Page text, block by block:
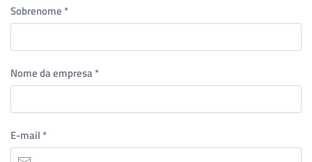
Sobrenome *
Nome da empresa*
E-mail *